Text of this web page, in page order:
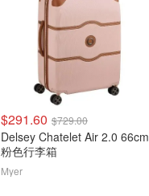
$291.60 $729.00
Delsey Chatelet Air 2.0 66cm
粉色行李箱
Myer